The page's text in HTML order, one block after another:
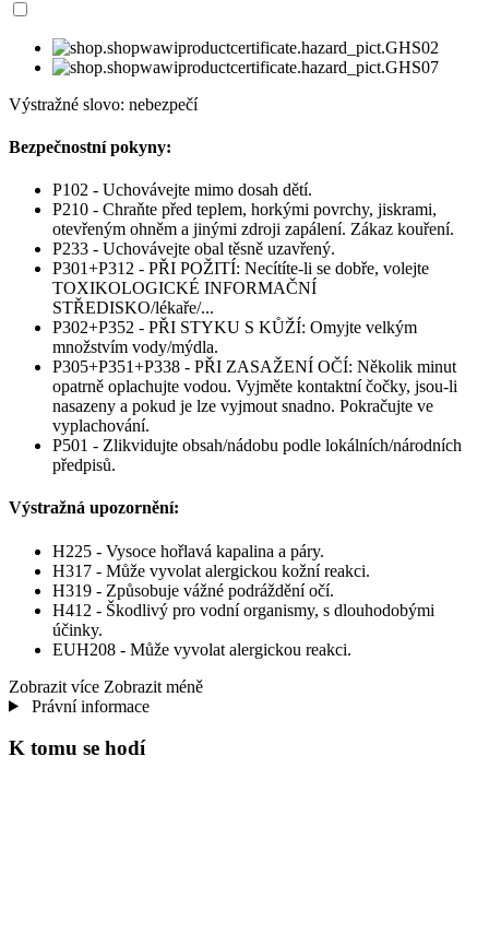
Výstražné slovo: nebezpečí
Bezpečnostní pokyny:
P102 - Uchovávejte mimo dosah dětí.
P210 - Chraňte před teplem, horkými povrchy, jiskrami,
otevřeným ohněm a jinými zdroji zapálení. Zákaz kouření.
P233 - Uchovávejte obal těsně uzavřený.
P301+P312 - PŘI POŽITÍ: Necítíte-li se dobře, volejte
TOXIKOLOGICKÉ INFORMAČNÍ
STŘEDISKO/lékaře/...
P302+P352 - PŘI STYKU S KŮŽÍ: Omyjte velkým
množstvím vody/mýdla.
P305+P351+P338 - PŘI ZASAŽENÍ OČÍ: Několik minut
opatrně oplachujte vodou. Vyjměte kontaktní čočky, jsou-li
nasazeny a pokud je lze vyjmout snadno. Pokračujte ve
vyplachování.
P501 - Zlikvidujte obsah/nádobu podle lokálních/národních
předpisů.
Výstražná upozornění:
H225 - Vysoce hořlavá kapalina a páry.
H317 - Může vyvolat alergickou kožní reakci.
H319 - Způsobuje vážné podráždění očí.
H412 - Škodlivý pro vodní organismy, s dlouhodobými
účinky.
EUH208 - Může vyvolat alergickou reakci.
Zobrazit více Zobrazit méně
Právní informace
K tomu se hodí